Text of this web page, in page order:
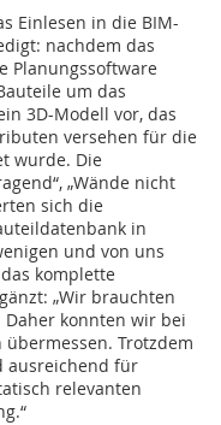
Einlesen in die BIM-
nachdem das
Planungssoftware
um das
3D-Modell vor, das
versehen für die
wurde. Die
„Wände nicht
sich die
in
und von uns
komplette
„Wir brauchten
konnten wir bei
Trotzdem
ausreichend für
relevanten